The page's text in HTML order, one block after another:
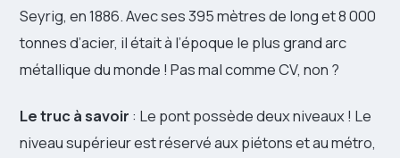
Seyrig, en 1886. Avec ses 395 mètres de long et 8 000
tonnes d’acier, il était à l’époque le plus grand arc
métallique du monde ! Pas mal comme CV, non ?
Le truc à savoir : Le pont possède deux niveaux ! Le
niveau supérieur est réservé aux piétons et au métro,